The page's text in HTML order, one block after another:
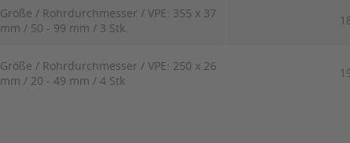
Größe / Rohrdurchmesser / VPE: 355 x 37
mm / 50 - 99 mm / 3 Stk.
Größe / Rohrdurchmesser / VPE: 250 x 26
mm / 20 - 49 mm / 4 Stk